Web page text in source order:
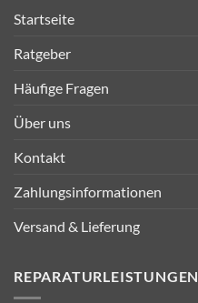
Startseite
Ratgeber
Häufige Fragen
Über uns
Kontakt
Zahlungsinformationen
Versand & Lieferung
REPARATURLEISTUNGEN